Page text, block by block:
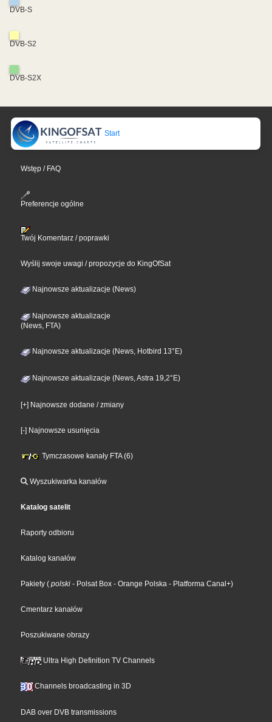
DVB-S
DVB-S2
DVB-S2X
Start
Wstęp / FAQ
Preferencje ogólne
Twój Komentarz / poprawki
Wyślij swoje uwagi / propozycje do KingOfSat
Najnowsze aktualizacje (News)
Najnowsze aktualizacje
(News, FTA)
Najnowsze aktualizacje (News, Hotbird 13°E)
Najnowsze aktualizacje (News, Astra 19,2°E)
[+] Najnowsze dodane / zmiany
[-] Najnowsze usunięcia
Tymczasowe kanały FTA (6)
Wyszukiwarka kanałów
Katalog satelit
Raporty odbioru
Katalog kanałów
Pakiety ( polski - Polsat Box - Orange Polska - Platforma Canal+)
Cmentarz kanałów
Poszukiwane obrazy
Ultra High Definition TV Channels
Channels broadcasting in 3D
DAB over DVB transmissions